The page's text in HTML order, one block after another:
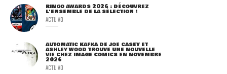
RINGO AWARDS 2026 : DÉCOUVREZ
L'ENSEMBLE DE LA SÉLECTION !
ACTU VO
AUTOMATIC KAFKA DE JOE CASEY ET
ASHLEY WOOD TROUVE UNE NOUVELLE
VIE CHEZ IMAGE COMICS EN NOVEMBRE
2026
ACTU VO